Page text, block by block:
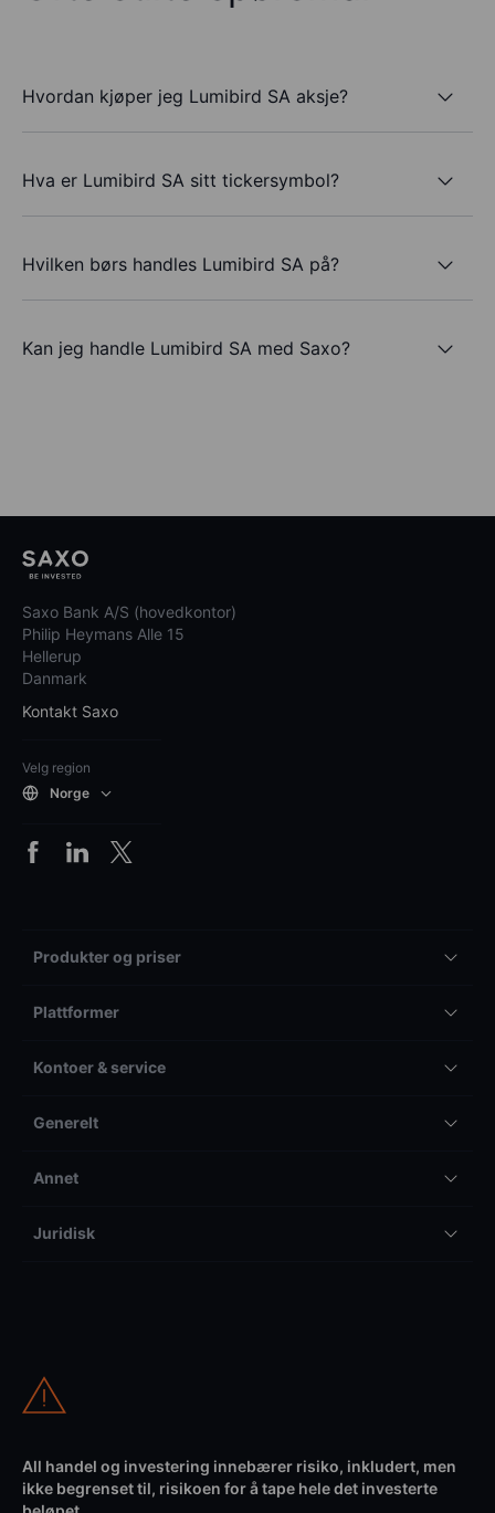
Hvordan kjøper jeg Lumibird SA aksje?
Hva er Lumibird SA sitt tickersymbol?
Hvilken børs handles Lumibird SA på?
Kan jeg handle Lumibird SA med Saxo?
Saxo Bank A/S (hovedkontor)
Philip Heymans Alle 15
Hellerup
Danmark
Kontakt Saxo
Velg region
Norge
Produkter og priser
Plattformer
Kontoer & service
Generelt
Annet
Juridisk
All handel og investering innebærer risiko, inkludert, men
ikke begrenset til, risikoen for å tape hele det investerte